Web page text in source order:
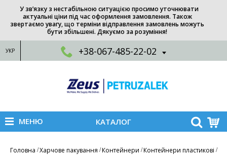
У зв’язку з нестабільною ситуацією просимо уточнювати
актуальні ціни під час оформлення замовлення. Також
звертаємо увагу, що терміни відправлення замовлень можуть
бути збільшені. Дякуємо за розуміння!
УКР +38-067-485-22-02
МЕНЮ КАТАЛОГ
Головна Харчове пакування Контейнери Контейнери пластикові